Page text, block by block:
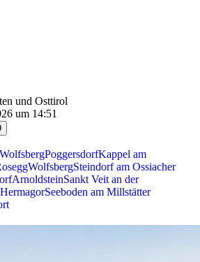
und Osttirol
um 14:51
WolfsbergPoggersdorfKappel am
WolfsbergSteindorf am Ossiacher
ArnoldsteinSankt Veit an der
HermagorSeeboden am Millstätter